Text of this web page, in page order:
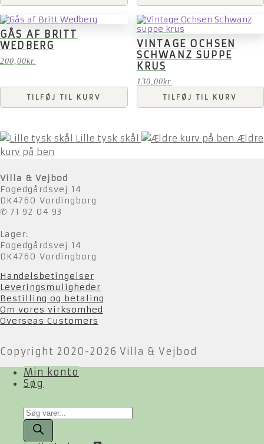
GÅS AF BRITT
WEDBERG
200,00kr.
TILFØJ TIL KURV
VINTAGE OCHSEN
SCHWANZ SUPPE
KRUS
130,00kr.
TILFØJ TIL KURV
Lille tysk skål
Ældre
kurv på ben
Villa & Vejbod
Fogedgårdsvej 14
DK4760 Vordingborg
✆ 71 92 04 93
Lager:
Fogedgårdsvej 14
DK4760 Vordingborg
Handelsbetingelser
Leveringsmuligheder
Bestilling og betaling
Om vores virksomhed
Overseas Customers
Copyright 2020-2026 Villa & Vejbod
Min konto
Søg
Products
search